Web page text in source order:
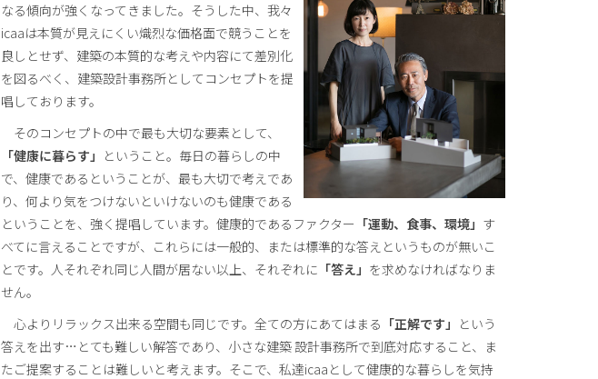
なる傾向が強くなってきました。そうした中、我々
icaaは本質が見えにくい熾烈な価格面で競うことを
良しとせず、建築の本質的な考えや内容にて差別化
を図るべく、建築設計事務所としてコンセプトを提
唱しております。
そのコンセプトの中で最も大切な要素として、
「健康に暮らす」 ということ。毎日の暮らしの中
で、健康であるということが、最も大切で考えであ
り、何より気をつけないといけないのも健康である
ということを、強く提唱しています。健康的であるファクター 「運動、食事、環境」 す
べてに言えることですが、これらには一般的、または標準的な答えというものが無いこ
とです。人それぞれ同じ人間が居ない以上、それぞれに 「答え」 を求めなければなりま
せん。
心よりリラックス出来る空間も同じです。全ての方にあてはまる 「正解です」 という
答えを出す…とても難しい解答であり、小さな建築 設計事務所で到底対応すること、ま
たご提案することは難しいと考えます。そこで、私達icaaとして健康的な暮らしを気持